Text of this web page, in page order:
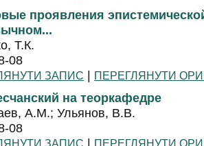
проявления
Т.К.
08
ЗАПИС | ПЕРЕГЛЯНУТИ
на теоркафедре
А.М.; Ульянов, В.В.
08
ЗАПИС | ПЕРЕГЛЯНУТИ